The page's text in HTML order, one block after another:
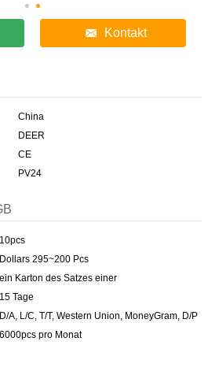
Kontakt
China
DEER
CE
PV24
10pcs
Dollars 295~200 Pcs
ein Karton des Satzes einer
15 Tage
D/A, L/C, T/T, Western Union, MoneyGram, D/P
6000pcs pro Monat